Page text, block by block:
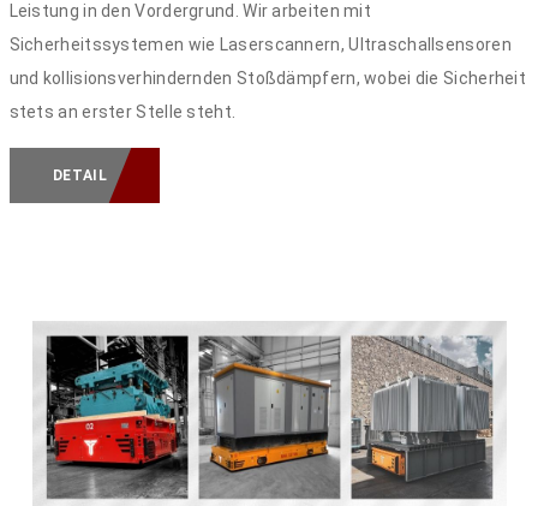
Leistung in den Vordergrund. Wir arbeiten mit
Sicherheitssystemen wie Laserscannern, Ultraschallsensoren
und kollisionsverhindernden Stoßdämpfern, wobei die Sicherheit
stets an erster Stelle steht.
DETAIL